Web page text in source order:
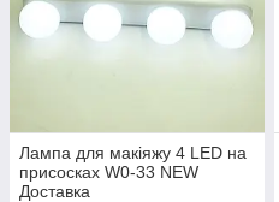
Лампа для макіяжу 4 LED на
присосках W0-33 NEW
Доставка